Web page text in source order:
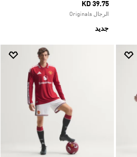
KD 39.75
الرجال Originals
جديد